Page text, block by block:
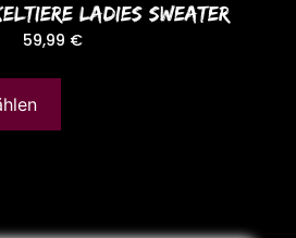
LADIES SWEATER
59,99 €